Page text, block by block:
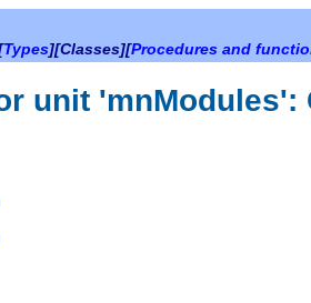
Types][Classes][Procedures and
unit 'mnModules':